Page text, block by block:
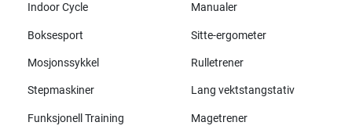
Indoor Cycle Manualer
Boksesport Sitte-ergometer
Mosjonssykkel Rulletrener
Stepmaskiner Lang vektstangstativ
Funksjonell Training Magetrener